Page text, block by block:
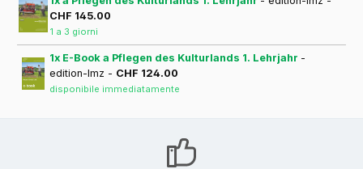
CHF 145.00
1 a 3 giorni
1x E-Book a Pflegen des Kulturlands 1. Lehrjahr -
edition-lmz - CHF 124.00
disponibile immediatamente